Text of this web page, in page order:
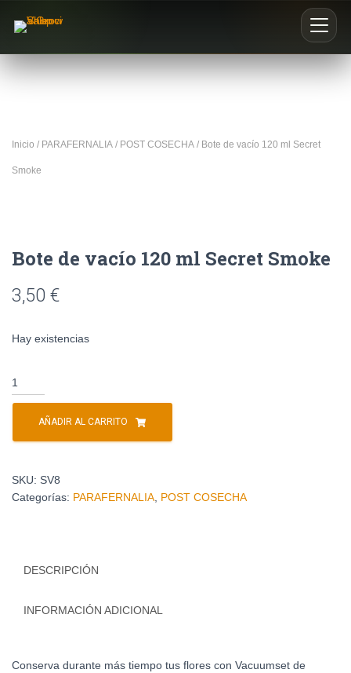
Inicio / PARAFERNALIA / POST COSECHA / Bote de vacío 120 ml Secret
Smoke
Bote de vacío 120 ml Secret Smoke
3,50 €
Hay existencias
AÑADIR AL CARRITO
SKU: SV8
Categorías: PARAFERNALIA, POST COSECHA
DESCRIPCIÓN
INFORMACIÓN ADICIONAL
Conserva durante más tiempo tus flores con Vacuumset de